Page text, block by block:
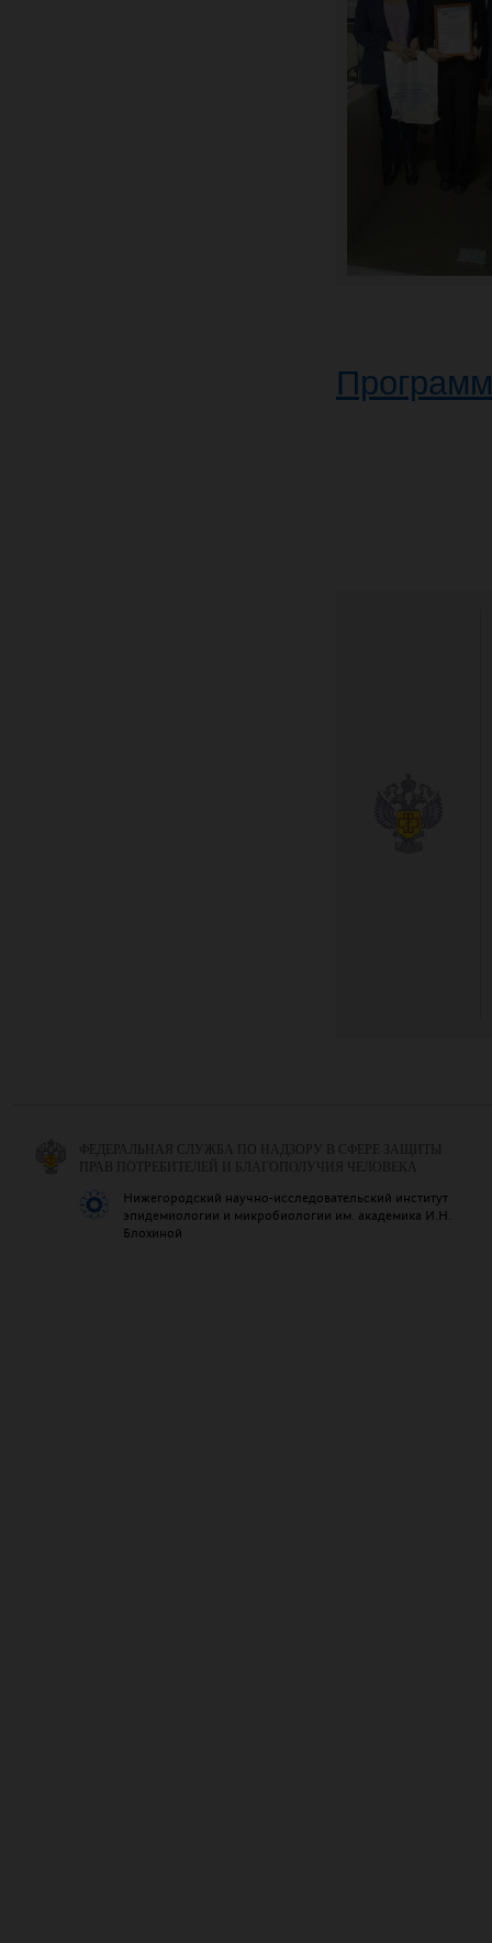
ФЕДЕРАЛЬНАЯ СЛУЖБА ПО НАДЗОРУ В СФЕРЕ ЗАЩИТЫ
ПРАВ ПОТРЕБИТЕЛЕЙ И БЛАГОПОЛУЧИЯ ЧЕЛОВЕКА
Нижегородский научно-исследовательский институт
эпидемиологии и микробиологии им. академика И.Н.
Блохиной